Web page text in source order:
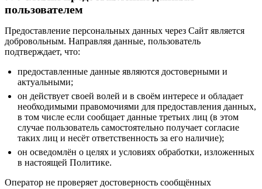
пользователем
Предоставление персональных данных через Сайт является
добровольным. Направляя данные, пользователь
подтверждает, что:
предоставленные данные являются достоверными и
актуальными;
он действует своей волей и в своём интересе и обладает
необходимыми правомочиями для предоставления данных,
в том числе если сообщает данные третьих лиц (в этом
случае пользователь самостоятельно получает согласие
таких лиц и несёт ответственность за его наличие);
он осведомлён о целях и условиях обработки, изложенных
в настоящей Политике.
Оператор не проверяет достоверность сообщённых